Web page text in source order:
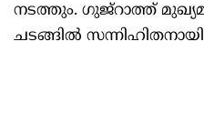
നടത്തും. ഗുജ്‌റാത്ത്
ചടങ്ങില്‍